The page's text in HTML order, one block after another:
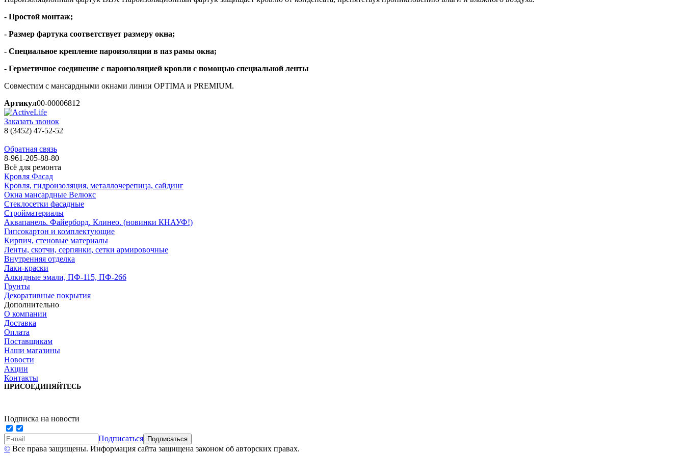
- Простой монтаж;
- Размер фартука соответствует размеру окна;
- Специальное крепление пароизоляции в паз рамы окна;
- Герметичное соединение с пароизоляцией кровли с помощью специальной ленты
Совместим с мансардными окнами линии OPTIMA и PREMIUM.
Артикул00-00006812
Заказать звонок
8 (3452) 47-52-52
Обратная связь
8-961-205-88-80
Всё для ремонта
Кровля Фасад
Кровля, гидроизоляция, металлочерепица, сайдинг
Окна мансардные Велюкс
Стеклосетки фасадные
Стройматериалы
Аквапанель. Файерборд. Клинео. (новинки КНАУФ!)
Гипсокартон и комплектующие
Кирпич, стеновые материалы
Ленты, скотчи, серпянки, сетки армировочные
Внутренняя отделка
Лаки-краски
Алкидные эмали, ПФ-115, ПФ-266
Грунты
Декоративные покрытия
Дополнительно
О компании
Доставка
Оплата
Поставщикам
Наши магазины
Новости
Акции
Контакты
ПРИСОЕДИНЯЙТЕСЬ
Подписка на новости
Подписаться
© Все права защищены. Информация сайта защищена законом об авторских правах.